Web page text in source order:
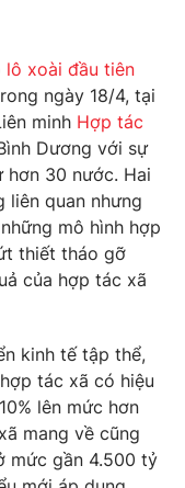
lô xoài đầu tiên
ngày 18/4, tại
minh Hợp tác
Dương với sự
hơn 30 nước. Hai
liên quan nhưng
mô hình hợp
thiết tháo gỡ
của hợp tác xã
kinh tế tập thể,
tác xã có hiệu
lên mức hơn
mang về cũng
mức gần 4.500 tỷ